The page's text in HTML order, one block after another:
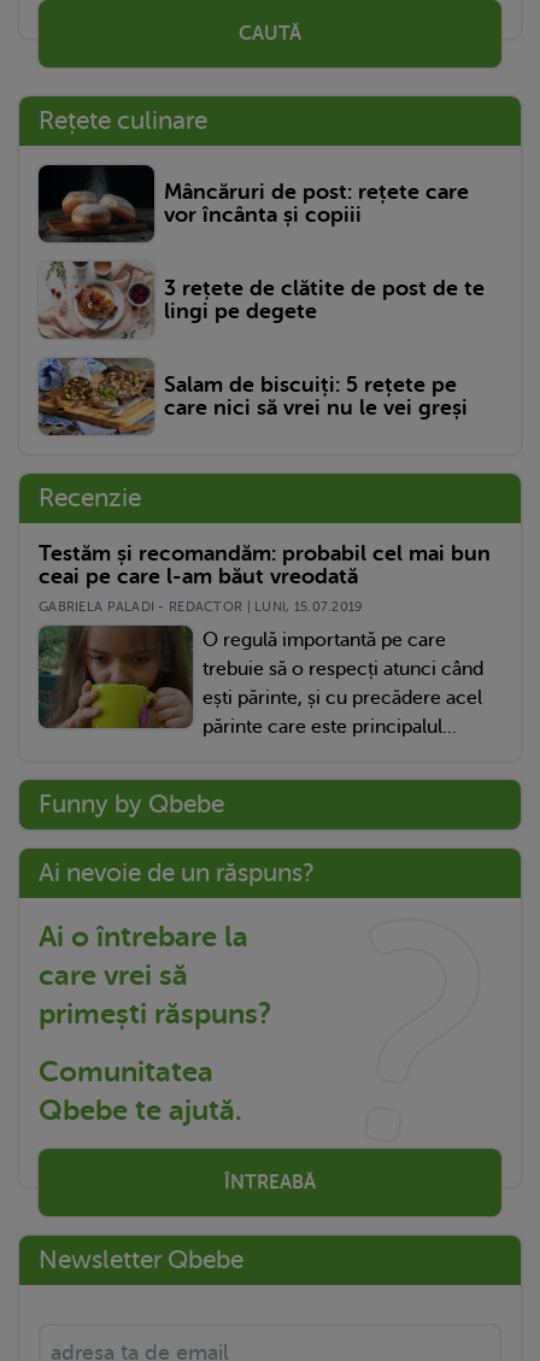
CAUTĂ
Rețete culinare
Mâncăruri de post: rețete care
vor încânta și copiii
3 rețete de clătite de post de te
lingi pe degete
Salam de biscuiți: 5 rețete pe
care nici să vrei nu le vei greși
Recenzie
Testăm și recomandăm: probabil cel mai bun
ceai pe care l-am băut vreodată
GABRIELA PALADI - REDACTOR | LUNI, 15.07.2019
O regulă importantă pe care
trebuie să o respecți atunci când
ești părinte, și cu precădere acel
părinte care este principalul...
Funny by Qbebe
Ai nevoie de un răspuns?
Ai o întrebare la
care vrei să
primești răspuns?
Comunitatea
Qbebe te ajută.
ÎNTREABĂ
Newsletter Qbebe